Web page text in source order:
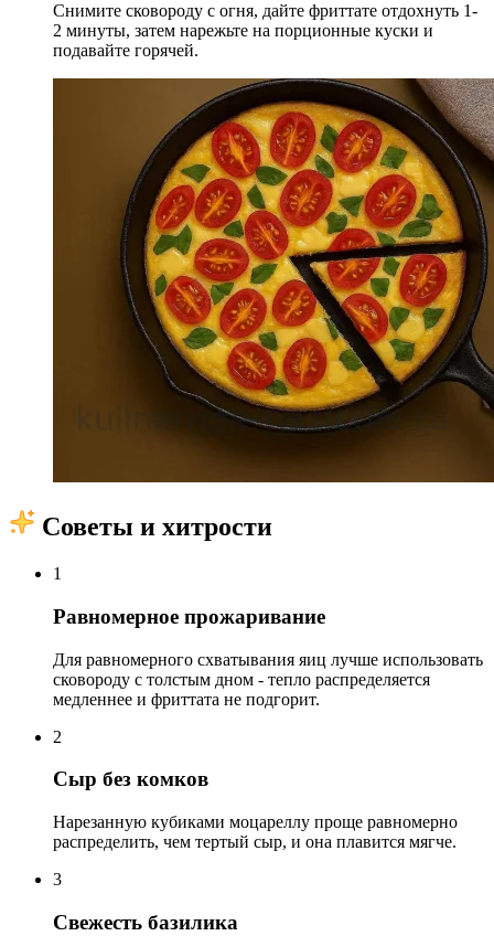
Снимите сковороду с огня, дайте фриттате отдохнуть 1-
2 минуты, затем нарежьте на порционные куски и
подавайте горячей.
Советы и хитрости
1
Равномерное прожаривание
Для равномерного схватывания яиц лучше использовать
сковороду с толстым дном - тепло распределяется
медленнее и фриттата не подгорит.
2
Сыр без комков
Нарезанную кубиками моцареллу проще равномерно
распределить, чем тертый сыр, и она плавится мягче.
3
Свежесть базилика